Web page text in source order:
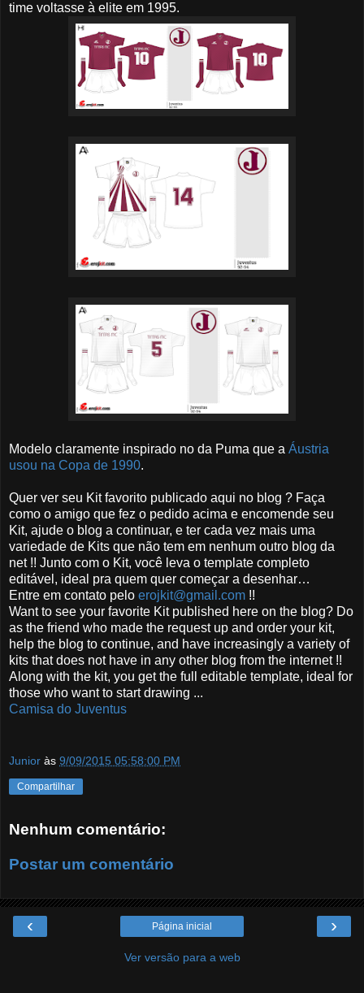
time voltasse à elite em 1995.
Modelo claramente inspirado no da Puma que a Áustria
usou na Copa de 1990.
Quer ver seu Kit favorito publicado aqui no blog ? Faça
como o amigo que fez o pedido acima e encomende seu
Kit, ajude o blog a continuar, e ter cada vez mais uma
variedade de Kits que não tem em nenhum outro blog da
net !! Junto com o Kit, você leva o template completo
editável, ideal pra quem quer começar a desenhar…
Entre em contato pelo erojkit@gmail.com !!
Want to see your favorite Kit published here on the blog? Do
as the friend who made the request up and order your kit,
help the blog to continue, and have increasingly a variety of
kits that does not have in any other blog from the internet !!
Along with the kit, you get the full editable template, ideal for
those who want to start drawing ...
Camisa do Juventus
Junior às 9/09/2015 05:58:00 PM
Compartilhar
Nenhum comentário:
Postar um comentário
‹ ›
Página inicial
Ver versão para a web